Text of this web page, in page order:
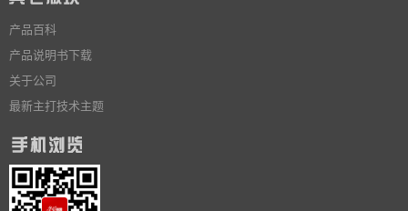
产品百科
产品说明书下载
关于公司
最新主打技术主题